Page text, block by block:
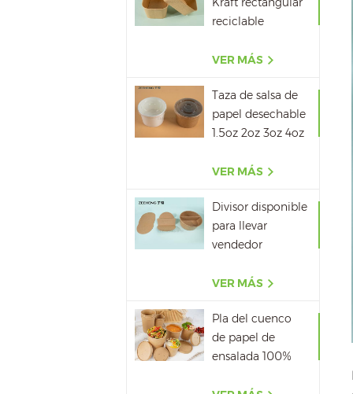
reciclable
VER MÁS
Taza de salsa de
papel desechable
1.5oz 2oz 3oz 4oz
VER MÁS
Divisor disponible
para llevar
vendedor
del cuenco de
VER MÁS
Pla del cuenco
de papel de
ensalada 100%